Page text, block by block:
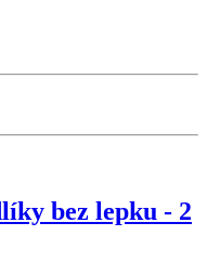
bez lepku - 2